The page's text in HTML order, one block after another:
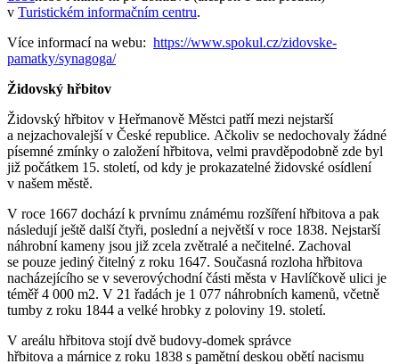
v Turistickém informačním centru.
Více informací na webu: https://www.spokul.cz/zidovske-
pamatky/synagoga/
Židovský hřbitov
Židovský hřbitov v Heřmanově Městci patří mezi nejstarší
a nejzachovalejší v České republice. Ačkoliv se nedochovaly žádné
písemné zmínky o založení hřbitova, velmi pravděpodobně zde byl
již počátkem 15. století, od kdy je prokazatelné židovské osídlení
v našem městě.
V roce 1667 dochází k prvnímu známému rozšíření hřbitova a pak
následují ještě další čtyři, poslední a největší v roce 1838. Nejstarší
náhrobní kameny jsou již zcela zvětralé a nečitelné. Zachoval
se pouze jediný čitelný z roku 1647. Současná rozloha hřbitova
nacházejícího se v severovýchodní části města v Havlíčkově ulici je
téměř 4 000 m2. V 21 řadách je 1 077 náhrobních kamenů, včetně
tumby z roku 1844 a velké hrobky z poloviny 19. století.
V areálu hřbitova stojí dvě budovy-domek správce
hřbitova a márnice z roku 1838 s pamětní deskou obětí nacismu